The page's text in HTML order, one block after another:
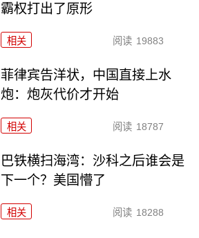
霸权打出了原形
相关 阅读 19883
菲律宾告洋状，中国直接上水
炮：炮灰代价才开始
相关 阅读 18787
巴铁横扫海湾：沙科之后谁会是
下一个？美国懵了
相关 阅读 18288